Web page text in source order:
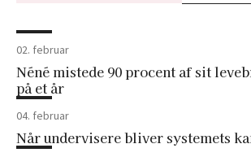
02. februar
Néné mistede 90 procent af sit
på et år
04. februar
Når undervisere bliver systemets